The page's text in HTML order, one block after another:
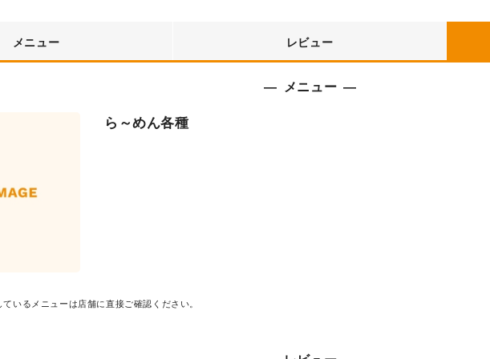
メニュー レビュー
メニュー
ら～めん各種
いるメニューは店舗に直接ご確認ください。